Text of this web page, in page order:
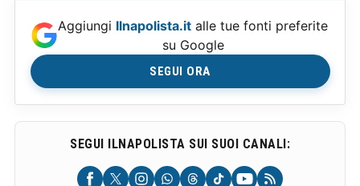
Aggiungi Ilnapolista.it alle tue fonti preferite
su Google
SEGUI ORA
SEGUI ILNAPOLISTA SUI SUOI CANALI: